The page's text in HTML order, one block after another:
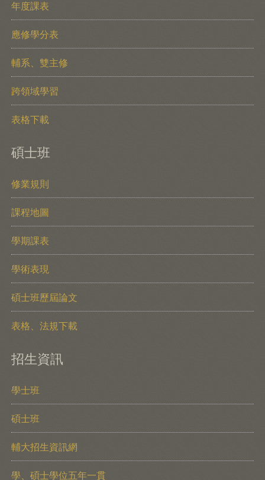
年度課表
應修學分表
輔系、雙主修
跨領域學習
表格下載
碩士班
修業規則
課程地圖
學期課表
學術表現
碩士班歷屆論文
表格、法規下載
招生資訊
學士班
碩士班
輔大招生資訊網
學、碩士學位五年一貫